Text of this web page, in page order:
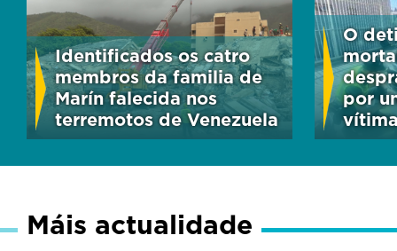
Identificados os catro
membros da familia de
Marín falecida nos
terremotos de Venezuela
O
por
Máis actualidade